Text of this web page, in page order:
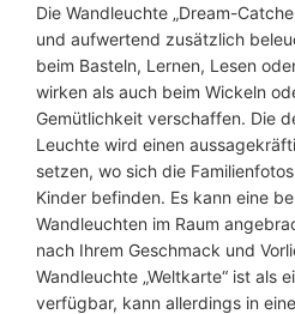
t
c
h
e
r
M
e
n
g
e
Die Wandleuchte „Dream-
und aufwertend zusätzlich
beim Basteln, Lernen, Lesen
wirken als auch beim Wickeln
Gemütlichkeit verschaffen. Die
Leuchte wird einen
setzen, wo sich die
Kinder befinden. Es kann eine
Wandleuchten im Raum
nach Ihrem Geschmack und
Wandleuchte „Weltkarte“ ist als
verfügbar, kann allerdings in